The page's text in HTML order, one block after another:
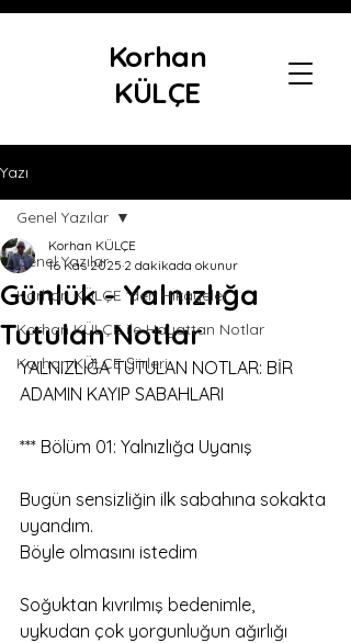
Korhan
KÜLÇE
Yazı
Genel Yazılar
Korhan KÜLÇE 'den Hikayeler
Korhan KÜLÇE ile Hayattan Notlar
Korhan KÜLÇE Şiirleri
Genel Yazılar
Günlük - Yalnızlığa
Tutulan Notlar
Korhan KÜLÇE
16 Kas 2025 2 dakikada okunur
YALNIZLIĞA TUTULAN NOTLAR: BİR
ADAMIN KAYIP SABAHLARI
*** Bölüm 01: Yalnızlığa Uyanış
Bugün sensizliğin ilk sabahına sokakta
uyandım.
Böyle olmasını istedim
Soğuktan kıvrılmış bedenimle,
uykudan çok yorgunluğun ağırlığı